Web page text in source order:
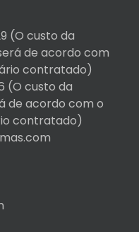
(O custo da
de acordo com
contratado)
(O custo da
de acordo com o
contratado)